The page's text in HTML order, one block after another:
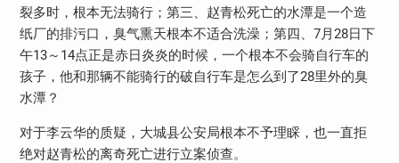
裂多时，根本无法骑行；第三、赵青松死亡的水潭是一个造
纸厂的排污口，臭气熏天根本不适合洗澡；第四、7月28日下
午13～14点正是赤日炎炎的时候，一个根本不会骑自行车的
孩子，他和那辆不能骑行的破自行车是怎么到了28里外的臭
水潭？
对于李云华的质疑，大城县公安局根本不予理睬，也一直拒
绝对赵青松的离奇死亡进行立案侦查。